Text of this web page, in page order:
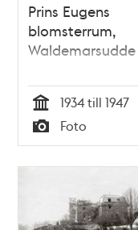
Prins Eugens
blomsterrum,
Waldemarsudde
Tid
1934 till 1947
Typ
Foto